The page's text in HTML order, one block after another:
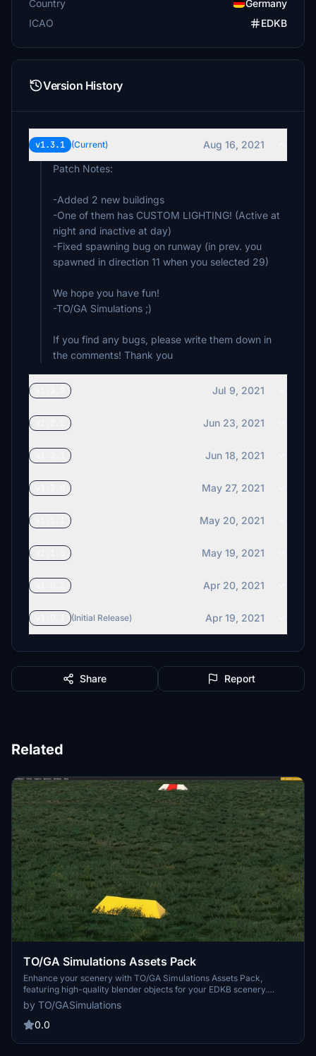
Country
Germany
ICAO
EDKB
Version History
v1.3.1 (Current)
Aug 16, 2021
Patch Notes:
-Added 2 new buildings
-One of them has CUSTOM LIGHTING! (Active at
night and inactive at day)
-Fixed spawning bug on runway (in prev. you
spawned in direction 11 when you selected 29)
We hope you have fun!
-TO/GA Simulations ;)
If you find any bugs, please write them down in
the comments! Thank you
Jul 9, 2021
Jun 23, 2021
Jun 18, 2021
May 27, 2021
May 20, 2021
May 19, 2021
Apr 20, 2021
(Initial Release) Apr 19, 2021
Share Report
Related
TO/GA Simulations Assets Pack
Enhance your scenery with TO/GA Simulations Assets Pack,
featuring high-quality blender objects for your EDKB scenery.
Export these assets easily with the toolkit and stay tuned for future
updates with more objects to come. Have fun incorporating these
assets into your flight simulator experience!
by TO/GASimulations
0.0